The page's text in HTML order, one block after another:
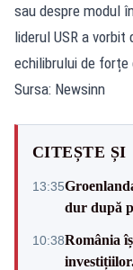
sau despre modul
liderul USR a
echilibrului de
Sursa: Newsinn
CITEȘTE ȘI
13:35
dur după
10:38România